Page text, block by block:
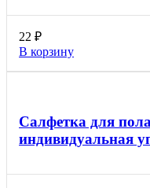
22 ₽
В корзину
Салфетка для
индивидуальная